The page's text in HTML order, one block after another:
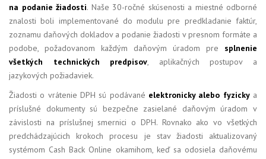
na podanie žiadosti. Naše 30-ročné skúsenosti a miestné odborné
znalosti boli implementované do modulu pre predkladanie faktúr,
zoznamu daňových dokladov a podanie žiadosti v presnom formáte a
podobe, požadovanom každým daňovým úradom pre splnenie
všetkých technických predpisov, aplikačných postupov a
jazykových požiadaviek.
Žiadosti o vrátenie DPH sú podávané elektronicky alebo fyzickya
príslušné dokumenty sú bezpečne zasielané daňovým úradom v
závislosti na príslušnej smernici o DPH. Rovnako ako vo všetkých
predchádzajúcich krokoch procesu je stav žiadosti aktualizovaný
systémom Cash Back Online okamihom, keď sa odosiela daňovému